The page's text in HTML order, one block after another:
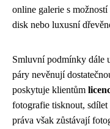
online galerie s
disk nebo luxusní
Smluvní podmínky dále
páry nevěnují
poskytuje klientům
fotografie tisknout,
práva však zůstávají